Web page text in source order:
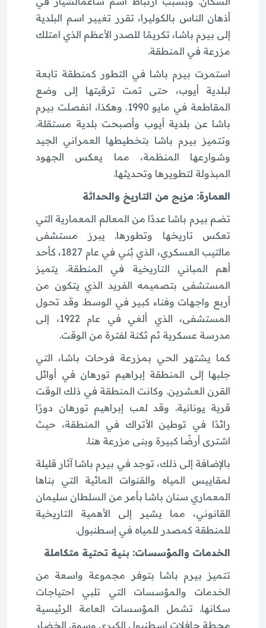
أذهان الناس بالكوليرا، تقرر تغيير اسم البلدية
إلى بيرم باشا، تكريمًا للصدر الأعظم الذي امتلك
مزرعة في المنطقة.
استمرت بيرم باشا في التطور كمنطقة تابعة
لبلدية أيوب، حتى تمت ترقيتها إلى وضع
المقاطعة في مايو 1990. وهكذا، انفصلت بيرم
باشا عن بلدية أيوب وأصبحت بلدية مستقلة.
وتتميز بيرم باشا بتخطيطها العمراني الجيد
وشوارعها المنظمة، مما يعكس الجهود
المبذولة لتطويرها وتحديثها.
العمارة: مزيج من التاريخ والحداثة
تضم بيرم باشا عددًا من المعالم المعمارية التي
تعكس تاريخها وتطورها. يبرز مستشفى
مالتيب العسكري، الذي بُني في عام 1827، كأحد
أهم المباني التاريخية في المنطقة. يتميز
المستشفى بتصميمه الفريد الذي يتكون من
أربع واجهات وفناء كبير في الوسط. وقد تحول
المستشفى، الذي ألغي في عام 1922، إلى
مدرسة عسكرية ثم ثكنة لفترة من الوقت.
كما يشتهر الحي بمزرعة فرحات باشا، التي
جلبها إلى المنطقة إبراهيم تورهان في أوائل
القرن العشرين. وكانت المنطقة في ذلك الوقت
قرية يونانية. وقد لعب إبراهيم تورهان دورًا
رائدًا في توطين الأتراك في المنطقة، حيث
اشترى أرضًا كبيرة وبنى مزرعة هنا.
بالإضافة إلى ذلك، توجد في بيرم باشا آثار قليلة
لمقاييس المياه والقنوات المائية التي بناها
المعماري سنان باشا بأمر من السلطان سليمان
القانوني، مما يشير إلى الأهمية التاريخية
للمنطقة كمصدر للمياه في إسطنبول.
الخدمات والمؤسسات: بنية تحتية متكاملة
تتميز بيرم باشا بتوفر مجموعة واسعة من
الخدمات والمؤسسات التي تلبي احتياجات
سكانها. تشمل المؤسسات العامة الرئيسية
محطة حافلات إسطنبول الكبرى وسوق الخضار